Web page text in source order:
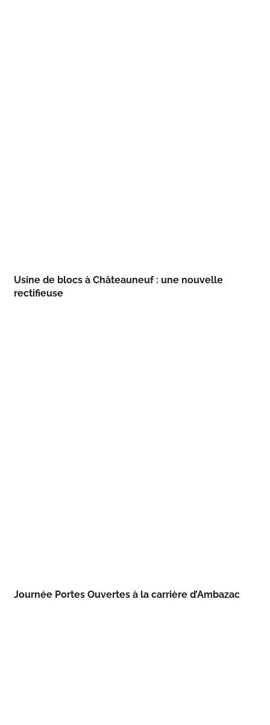
Usine de blocs à Châteauneuf : une nouvelle
rectifieuse
Journée Portes Ouvertes à la carrière d’Ambazac